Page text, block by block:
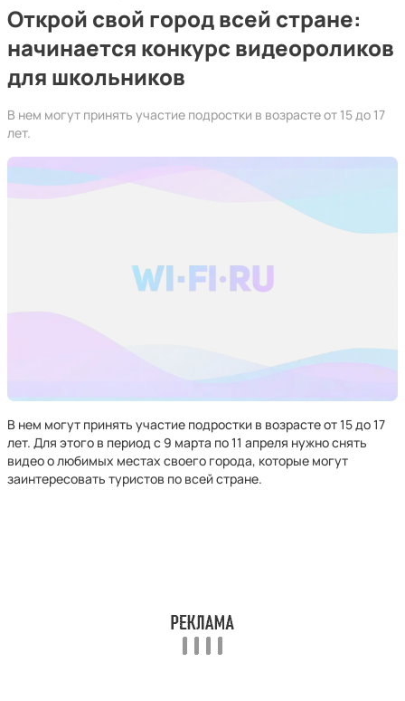
Открой свой город всей стране:
начинается конкурс видеороликов
для школьников
В нем могут принять участие подростки в возрасте от 15 до 17
лет.
В нем могут принять участие подростки в возрасте от 15 до 17
лет. Для этого в период с 9 марта по 11 апреля нужно снять
видео о любимых местах своего города, которые могут
заинтересовать туристов по всей стране.